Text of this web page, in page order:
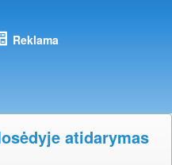
Reklama
atidarymas